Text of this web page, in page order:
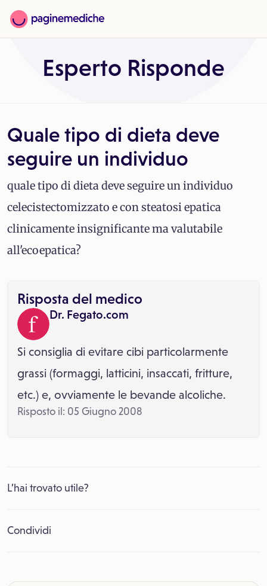
Esperto Risponde
Quale tipo di dieta deve
seguire un individuo
quale tipo di dieta deve seguire un individuo
celecistectomizzato e con steatosi epatica
clinicamente insignificante ma valutabile
all'ecoepatica?
Risposta del medico
Dr. Fegato.com
Si consiglia di evitare cibi particolarmente
grassi (formaggi, latticini, insaccati, fritture,
etc.) e, ovviamente le bevande alcoliche.
Risposto il: 05 Giugno 2008
L’hai trovato utile?
Condividi